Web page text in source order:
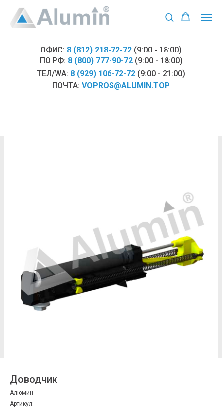
ОФИС: 8 (812) 218-72-72 (9:00 - 18:00)
ПО РФ: 8 (800) 777-90-72 (9:00 - 18:00)
ТЕЛ/WA: 8 (929) 106-72-72 (9:00 - 21:00)
ПОЧТА: VOPROS@ALUMIN.TOP
Доводчик
Алюмин
Артикул: